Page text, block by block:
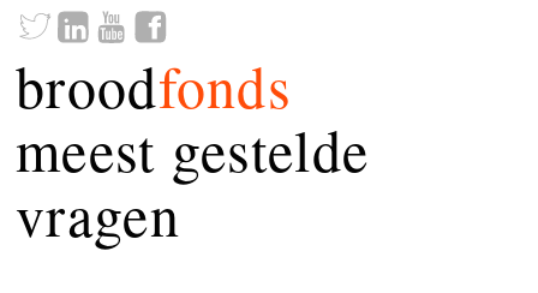
broodfonds
meest gestelde
vragen